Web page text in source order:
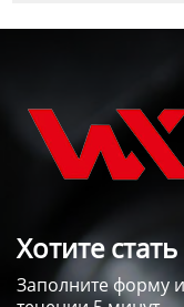
Хотите
Заполните форму